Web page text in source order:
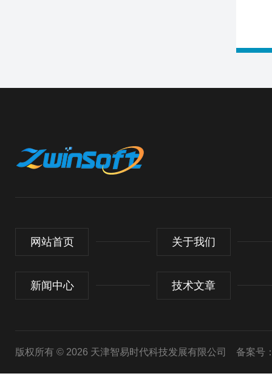
网站首页 关于我们
新闻中心 技术文章
版权所有 © 2026 天津智易时代科技发展有限公司 备案号